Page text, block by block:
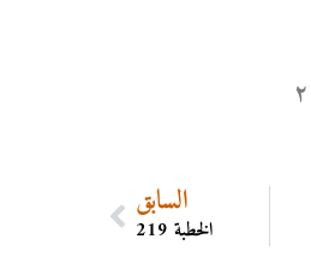
السابق
الخطبة 219